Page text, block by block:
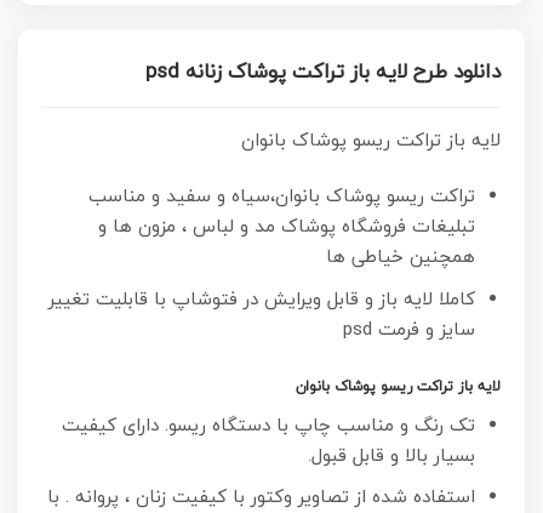
دانلود طرح لایه باز تراکت پوشاک زنانه psd
لایه باز تراکت ریسو پوشاک بانوان
تراکت ریسو پوشاک بانوان،سیاه و سفید و مناسب
تبلیغات فروشگاه پوشاک مد و لباس ، مزون ها و
همچنین خیاطی ها
کاملا لایه باز و قابل ویرایش در فتوشاپ با قابلیت تغییر
سایز و فرمت psd
لایه باز تراکت ریسو پوشاک بانوان
تک رنگ و مناسب چاپ با دستگاه ریسو. دارای کیفیت
بسیار بالا و قابل قبول.
استفاده شده از تصاویر وکتور با کیفیت زنان ، پروانه . با